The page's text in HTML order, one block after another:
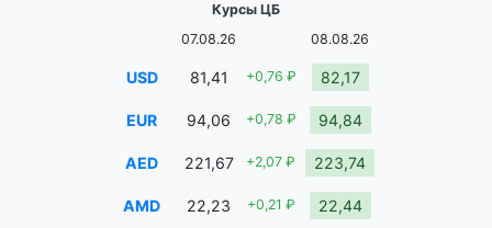
Курсы ЦБ
07.08.26
08.08.26
USD 81,41 +0,76 ₽ 82,17
EUR 94,06 +0,78 ₽ 94,84
AED 221,67 +2,07 ₽ 223,74
AMD 22,23 +0,21 ₽ 22,44